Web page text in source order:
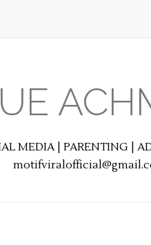
MEDIA | PARENTING |